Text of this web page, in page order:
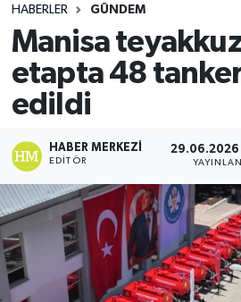
HABERLER GÜNDEM
Manisa
etapta 48
edildi
HABER MERKEZI
EDITÖR
29.06.2026
Son Dakika Haberleri
Haber Arşivi